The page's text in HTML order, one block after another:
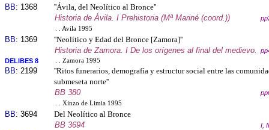
BB: 1368
''Ávila, del Neolítico al Bronce''
Historia de Ávila. I Prehistoria (Mª Mariné (coord.))
. . Avila 1995
BB: 1369
''Neolítico y Edad del Bronce [Zamora]''
Historia de Zamora. I De los orígenes al final del medievo.
DELIBES 8
. . Zamora 1995
BB: 2199
''Ritos funerarios, demografía y estructur social entre las
submeseta norte''
BB 380
. . Xinzo de Limia 1995
BB: 3694
Del Neolítico al Bronce
BB 3694
I,